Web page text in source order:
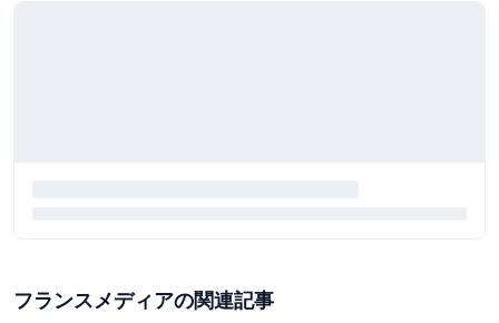
フランスメディアの関連記事